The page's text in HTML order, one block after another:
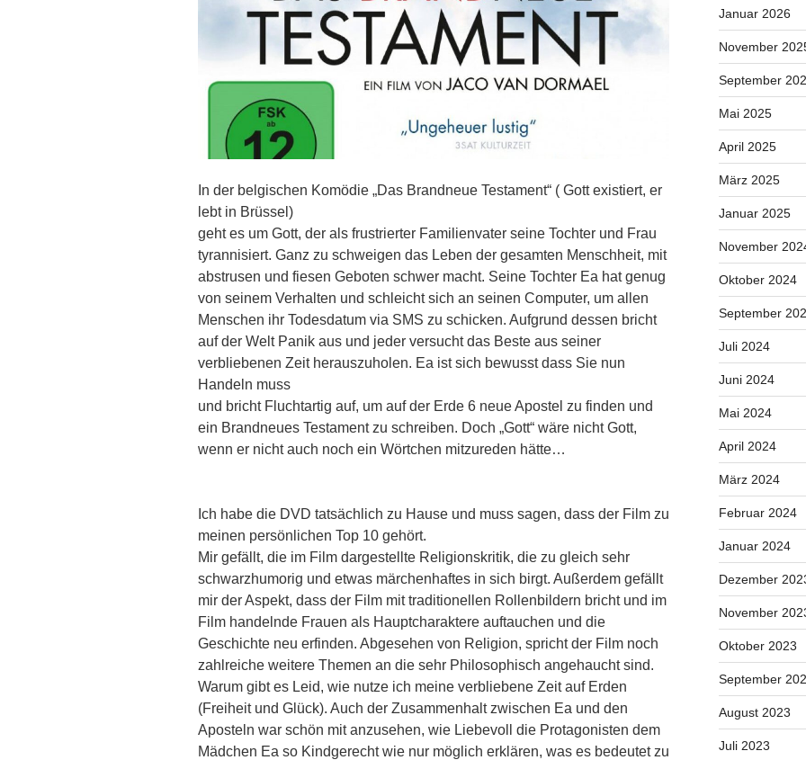
In der belgischen Komödie „Das Brandneue Testament“ ( Gott existiert, er
lebt in Brüssel)
geht es um Gott, der als frustrierter Familienvater seine Tochter und Frau
tyrannisiert. Ganz zu schweigen das Leben der gesamten Menschheit, mit
abstrusen und fiesen Geboten schwer macht. Seine Tochter Ea hat genug
von seinem Verhalten und schleicht sich an seinen Computer, um allen
Menschen ihr Todesdatum via SMS zu schicken. Aufgrund dessen bricht
auf der Welt Panik aus und jeder versucht das Beste aus seiner
verbliebenen Zeit herauszuholen. Ea ist sich bewusst dass Sie nun
Handeln muss
und bricht Fluchtartig auf, um auf der Erde 6 neue Apostel zu finden und
ein Brandneues Testament zu schreiben. Doch „Gott“ wäre nicht Gott,
wenn er nicht auch noch ein Wörtchen mitzureden hätte…
Ich habe die DVD tatsächlich zu Hause und muss sagen, dass der Film zu
meinen persönlichen Top 10 gehört.
Mir gefällt, die im Film dargestellte Religionskritik, die zu gleich sehr
schwarzhumorig und etwas märchenhaftes in sich birgt. Außerdem gefällt
mir der Aspekt, dass der Film mit traditionellen Rollenbildern bricht und im
Film handelnde Frauen als Hauptcharaktere auftauchen und die
Geschichte neu erfinden. Abgesehen von Religion, spricht der Film noch
zahlreiche weitere Themen an die sehr Philosophisch angehaucht sind.
Warum gibt es Leid, wie nutze ich meine verbliebene Zeit auf Erden
(Freiheit und Glück). Auch der Zusammenhalt zwischen Ea und den
Aposteln war schön mit anzusehen, wie Liebevoll die Protagonisten dem
Mädchen Ea so Kindgerecht wie nur möglich erklären, was es bedeutet zu
Januar 2026
November
September
Mai 2025
April 2025
März 2025
Januar 2025
November
Oktober 2024
September
Juli 2024
Juni 2024
Mai 2024
April 2024
März 2024
Februar 2024
Januar 2024
Dezember
November
Oktober 2023
September
August 2023
Juli 2023